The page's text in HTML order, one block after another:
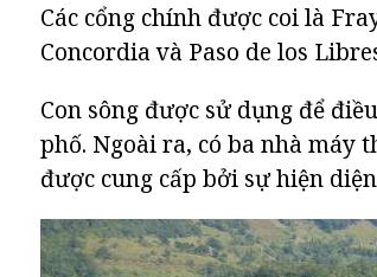
Các cổng chính được coi là
Concordia và Paso de los
Con sông được sử dụng để
phố. Ngoài ra, có ba nhà máy
được cung cấp bởi sự hiện